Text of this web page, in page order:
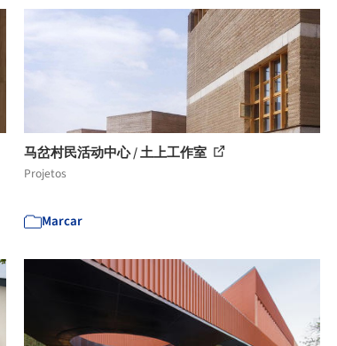
马岔村民活动中心 / 土上工作室
Projetos
Marcar